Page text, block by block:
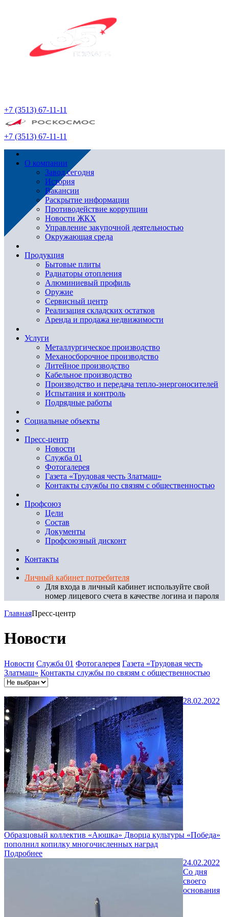
+7 (3513) 67-11-11
+7 (3513) 67-11-11
О компании
Завод сегодня
История
Вакансии
Раскрытие информации
Противодействие коррупции
Новости ЖКХ
Управление закупочной деятельностью
Окружающая среда
Продукция
Бытовые плиты
Радиаторы отопления
Алюминиевый профиль
Оружие
Сервисный центр
Реализация складских остатков
Аренда и продажа недвижимости
Услуги
Металлургическое производство
Механосборочное производство
Литейное производство
Кабельное производство
Производство и передача тепло-энергоносителей
Испытания и контроль
Подрядные работы
Социальные объекты
Пресс-центр
Новости
Служба 01
Фотогалерея
Газета «Трудовая честь Златмаш»
Контакты службы по связям с общественностью
Профсоюз
Цели
Состав
Документы
Профсоюзный дисконт
Контакты
Личный кабинет потребителя
Для входа в личный кабинет используйте свой
номер лицевого счета в качестве логина и пароля
ГлавнаяПресс-центр
Новости
Новости Служба 01 Фотогалерея Газета «Трудовая честь
Златмаш» Контакты службы по связям с общественностью
28.02.2022
Образцовый коллектив «Аюшка» Дворца культуры «Победа»
пополнил копилку многочисленных наград
Подробнее
24.02.2022
Со дня
своего
основания